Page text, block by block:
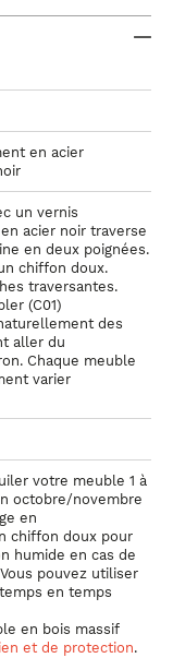
en acier
un vernis
acier noir traverse
en deux poignées.
chiffon doux.
traversantes.
(C01)
des
aller du
Chaque meuble
varier
votre meuble 1 à
octobre/novembre
en
chiffon doux pour
humide en cas de
pouvez utiliser
en temps
en bois massif
et de protection.